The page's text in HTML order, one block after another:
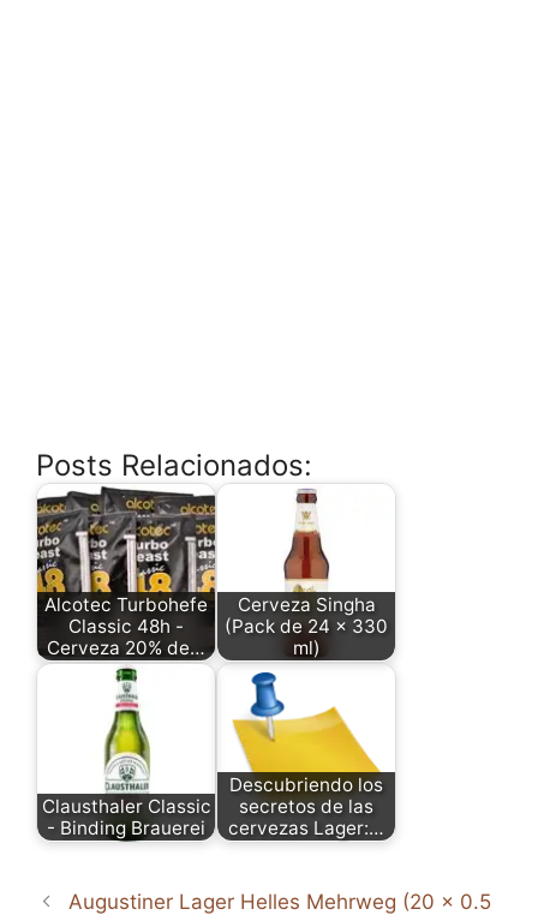
Posts Relacionados:
Alcotec Turbohefe
Classic 48h -
Cerveza 20% de…
Cerveza Singha
(Pack de 24 x 330
ml)
Clausthaler Classic
- Binding Brauerei
Descubriendo los
secretos de las
cervezas Lager:…
Augustiner Lager Helles Mehrweg (20 x 0.5